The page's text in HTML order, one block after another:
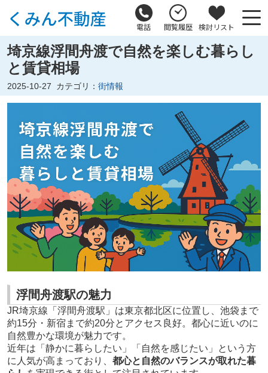
電話 閲覧履歴 検討リスト
埼京線浮間舟渡で自然を楽しむ暮らし
と賃貸相場
2025-10-27 カテゴリ： 街情報
浮間舟渡駅の魅力
JR埼京線「浮間舟渡駅」は東京都北区に位置し、池袋まで
約15分・新宿まで約20分とアクセス良好。都心に近いのに
自然豊かな環境が魅力です。
近年は「静かに暮らしたい」「自然を感じたい」という方
に人気が高まっており、 都心と自然のバランスが取れた暮